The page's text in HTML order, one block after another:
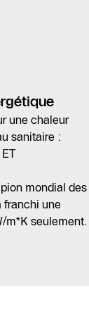
une chaleur
sanitaire :
mondial des
franchi une
m*K seulement.